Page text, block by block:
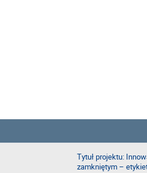
Tytuł projektu:
zamkniętym –